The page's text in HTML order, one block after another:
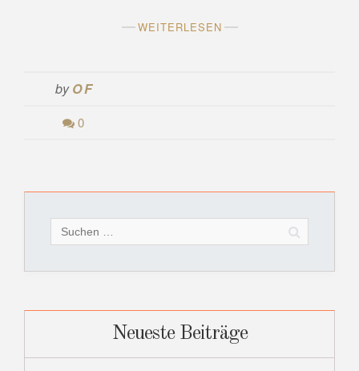
WEITERLESEN
byOF
0
nach:
Neueste Beiträge